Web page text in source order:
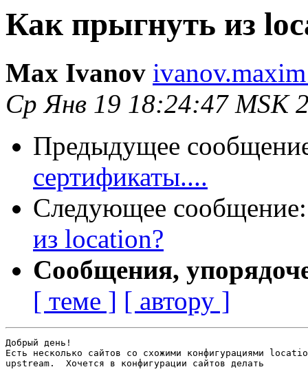
Как прыгнуть из
Max Ivanov
Ср Янв 19 18:24:47 MSK
Предыдущее
сертификаты....
Следующее
из location?
Сообщения,
[ теме ] [ автору ]
Добрый день!
Есть несколько сайтов со схожими конфигурациями
upstream.  Хочется в конфигурации сайтов делать